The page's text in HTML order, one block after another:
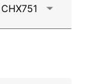
CHX751